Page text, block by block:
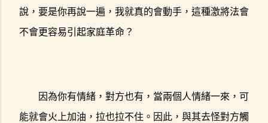
說，要是你再說一遍，我就真的會動手，這種激將法會
不會更容易引起家庭革命？
因為你有情緒，對方也有，當兩個人情緒一來，可
能就會火上加油，拉也拉不住。因此，與其去怪對方觸